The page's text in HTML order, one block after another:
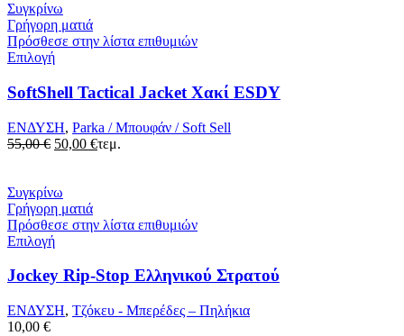
Συγκρίνω
Γρήγορη ματιά
Πρόσθεσε στην λίστα επιθυμιών
Επιλογή
SoftShell Tactical Jacket Χακί ESDY
ΕΝΔΥΣΗ, Parka / Μπουφάν / Soft Sell
55,00€ Original
55,00 €.
50,00 €Η
τεμ.
Συγκρίνω
Γρήγορη ματιά
Πρόσθεσε στην λίστα επιθυμιών
Επιλογή
Jockey Rip-Stop Ελληνικού Στρατού
ΕΝΔΥΣΗ, Τζόκευ - Μπερέδες – Πηλήκια
10,00 €